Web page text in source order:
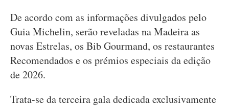
De acordo com as informações divulgados pelo
Guia Michelin, serão reveladas na Madeira as
novas Estrelas, os Bib Gourmand, os restaurantes
Recomendados e os prémios especiais da edição
de 2026.
Trata-se da terceira gala dedicada exclusivamente